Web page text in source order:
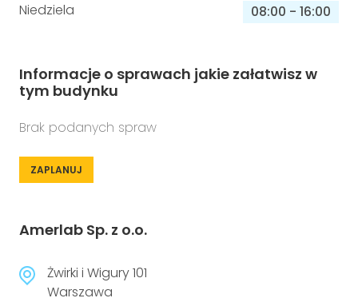
Niedziela
08:00 - 16:00
Informacje o sprawach jakie załatwisz w
tym budynku
Brak podanych spraw
ZAPLANUJ
Amerlab Sp. z o.o.
Żwirki i Wigury 101
Warszawa